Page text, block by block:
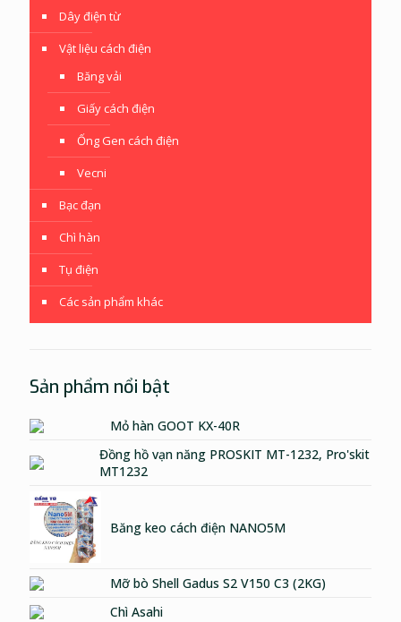
Dây điện từ
Vật liệu cách điện
Băng vải
Giấy cách điện
Ống Gen cách điện
Vecni
Bạc đạn
Chì hàn
Tụ điện
Các sản phẩm khác
Sản phẩm nổi bật
Mỏ hàn GOOT KX-40R
Đồng hồ vạn năng PROSKIT MT-1232, Pro'skit
MT1232
Băng keo cách điện NANO5M
Mỡ bò Shell Gadus S2 V150 C3 (2KG)
Chì Asahi